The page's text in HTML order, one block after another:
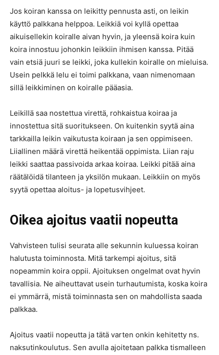
Jos koiran kanssa on leikitty pennusta asti, on leikin
käyttö palkkana helppoa. Leikkiä voi kyllä opettaa
aikuisellekin koiralle aivan hyvin, ja yleensä koira kuin
koira innostuu johonkin leikkiin ihmisen kanssa. Pitää
vain etsiä juuri se leikki, joka kullekin koiralle on mieluisa.
Usein pelkkä lelu ei toimi palkkana, vaan nimenomaan
sillä leikkiminen on koiralle pääasia.
Leikillä saa nostettua virettä, rohkaistua koiraa ja
innostettua sitä suoritukseen. On kuitenkin syytä aina
tarkkailla leikin vaikutusta koiraan ja sen oppimiseen.
Liiallinen määrä virettä heikentää oppimista. Liian raju
leikki saattaa passivoida arkaa koiraa. Leikki pitää aina
räätälöidä tilanteen ja yksilön mukaan. Leikkiin on myös
syytä opettaa aloitus- ja lopetusvihjeet.
Oikea ajoitus vaatii nopeutta
Vahvisteen tulisi seurata alle sekunnin kuluessa koiran
halutusta toiminnosta. Mitä tarkempi ajoitus, sitä
nopeammin koira oppii. Ajoituksen ongelmat ovat hyvin
tavallisia. Ne aiheuttavat usein turhautumista, koska koira
ei ymmärrä, mistä toiminnasta sen on mahdollista saada
palkkaa.
Ajoitus vaatii nopeutta ja tätä varten onkin kehitetty ns.
naksutinkoulutus. Sen avulla ajoitetaan palkka tismalleen